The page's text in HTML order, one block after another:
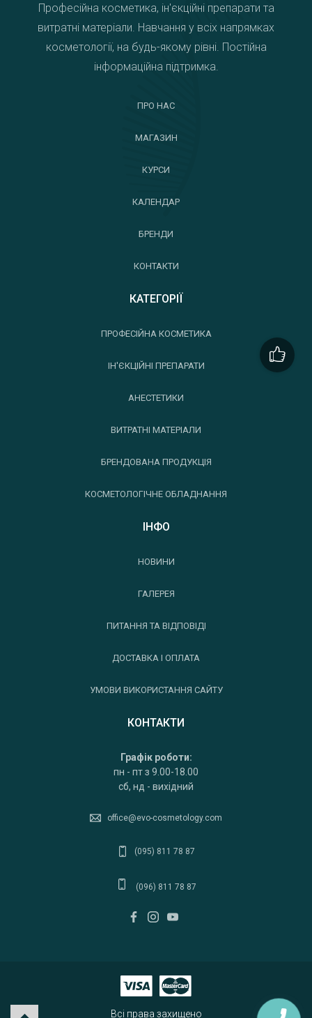
Професійна косметика, ін'єкційні препарати та
витратні матеріали. Навчання у всіх напрямках
косметології, на будь-якому рівні. Постійна
інформаційна підтримка.
ПРО НАС
МАГАЗИН
КУРСИ
КАЛЕНДАР
БРЕНДИ
КОНТАКТИ
КАТЕГОРІЇ
ПРОФЕСІЙНА КОСМЕТИКА
ІН'ЄКЦІЙНІ ПРЕПАРАТИ
АНЕСТЕТИКИ
ВИТРАТНІ МАТЕРІАЛИ
БРЕНДОВАНА ПРОДУКЦІЯ
КОСМЕТОЛОГІЧНЕ ОБЛАДНАННЯ
ІНФО
НОВИНИ
ГАЛЕРЕЯ
ПИТАННЯ ТА ВІДПОВІДІ
ДОСТАВКА І ОПЛАТА
УМОВИ ВИКОРИСТАННЯ САЙТУ
КОНТАКТИ
Графік роботи:
пн - пт з 9.00-18.00
сб, нд - вихідний
office@evo-cosmetology.com
(095) 811 78 87
(096) 811 78 87
Всі права захищено